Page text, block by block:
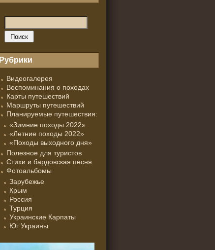
Рубрики
Видеогалерея
Воспоминания о походах
Карты путешествий
Маршруты путешествий
Планируемые путешествия:
«Зимние походы 2022»
«Летние походы 2022»
«Походы выходного дня»
Полезное для туристов
Стихи и бардовская песня
Фотоальбомы
Зарубежье
Крым
Россия
Турция
Украинские Карпаты
Юг Украины